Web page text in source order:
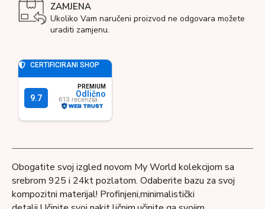
ZAMJENA
Ukoliko Vam naručeni proizvod ne odgovara možete
uraditi zamjenu.
Obogatite svoj izgled novom My World kolekcijom sa
srebrom 925 i 24kt pozlatom. Odaberite bazu za svoj
kompozitni materijal! Profinjeni,minimalistički